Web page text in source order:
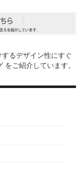
るデザイン性にすぐ
をご紹介しています。